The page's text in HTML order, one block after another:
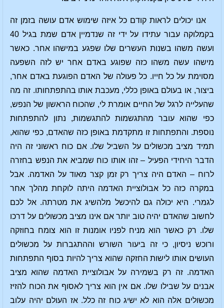
אנו יכולים לראות קודם כל איזה שימוש אדם עושה בזמן זה
בקמלוקה עבור עתידו על ידי זה שנדמיין אדם שמת בגיל 40
ועשה משהו בשנות העשרים שלו שפגע במישהו אחר. כאשר
מישהו עשה משהו כזה שפוגע באדם אחר יש לזה השפעה
מסוימת על כל חייו. כל פעולה של האדם הפוגעת באדם אחר,
ביצור, או בעולם באופן כללי, מעכבת אותו בהתפתחותו. זה מה
שהעלייה לרגל של החיים אומרת לי, שהכוח הראשון של הנפש,
כפי שהוא עובר מהתגשמות להתגשמות, נתון להתפתחות
נוספת. והתפתחות זו מתקדמת באופן כזה שהאדם, כפי שהוא,
תמיד מציב מכשולים על השביל שלו. אם כוח ראשוני זה היה
הדבר היחידי הפעיל – זהו אותו כוח שמביא את הנפש בחזרה
לרוח – האדם היה צריך רק זמן קצר מאוד על האדמה. אבל
במקרה כזה כל אבולוציית האדמה היתה לוקחת מהלך אחר
לגמרי. היא יכולה גם להיכשל מלהשיג את מטרתה. אל לכם
לחשוב שהאדם יהיה טוב יותר אם אינו מציב מכשולים על דרכו
שלו. רק כאשר הוא מניח לפניו אומנות זו הוא צומח בחוזקה
ורוכש ניסיון, כי זה ביעור השורש וההתגברות על מכשולים
העושים אותו לישות החזקה שהוא צריך להיות בסוף התפתחות
האדמה. זה רק בשמירה על אבולוציית האדמה שהוא מציב
אבנים על שבילו שלו. אם אין הוא צריך לאסוף את הכוח להזיז
מכשולים אלה הוא לא ישיג כוח זה כלל. אז העולם יהיה עלוב